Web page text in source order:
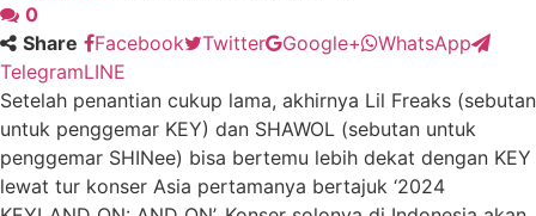
0
Share
Facebook Twitter Google+
WhatsApp
TelegramLINE
Setelah penantian cukup lama, akhirnya Lil Freaks (sebutan
untuk penggemar KEY) dan SHAWOL (sebutan untuk
penggemar SHINee) bisa bertemu lebih dekat dengan KEY
lewat tur konser Asia pertamanya bertajuk ‘2024